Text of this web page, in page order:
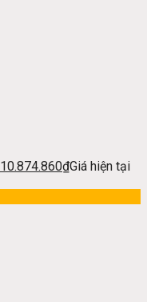
10.874.860₫Giá hiện tại